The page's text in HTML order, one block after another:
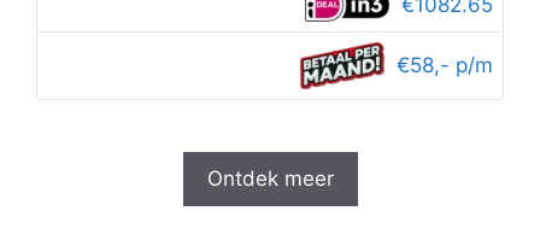
€3,499.95.€3,199.95.
€58,- p/m
Ontdek meer